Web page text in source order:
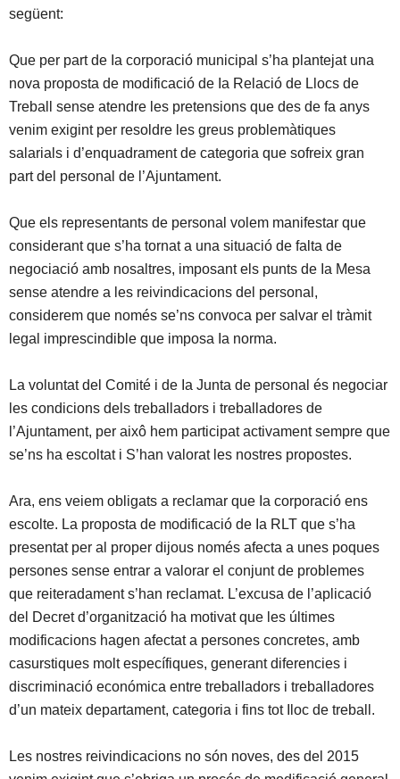
següent:
Que per part de Ia corporació municipal s’ha plantejat una
nova proposta de modificació de Ia Relació de Llocs de
Treball sense atendre les pretensions que des de fa anys
venim exigint per resoldre les greus problemàtiques
salarials i d’enquadrament de categoria que sofreix gran
part del personal de l’Ajuntament.
Que els representants de personal volem manifestar que
considerant que s’ha tornat a una situació de falta de
negociació amb nosaltres, imposant els punts de Ia Mesa
sense atendre a les reivindicacions del personal,
considerem que només se’ns convoca per salvar el tràmit
legal imprescindible que imposa Ia norma.
La voluntat del Comité i de Ia Junta de personal és negociar
les condicions dels treballadors i treballadores de
l’Ajuntament, per aixô hem participat activament sempre que
se’ns ha escoltat i S’han valorat les nostres propostes.
Ara, ens veiem obligats a reclamar que Ia corporació ens
escolte. La proposta de modificació de Ia RLT que s’ha
presentat per al proper dijous només afecta a unes poques
persones sense entrar a valorar el conjunt de problemes
que reiteradament s’han reclamat. L’excusa de l’aplicació
del Decret d’organització ha motivat que les últimes
modificacions hagen afectat a persones concretes, amb
casurstiques molt específiques, generant diferencies i
discriminació económica entre treballadors i treballadores
d’un mateix departament, categoria i fins tot Iloc de treball.
Les nostres reivindicacions no són noves, des del 2015